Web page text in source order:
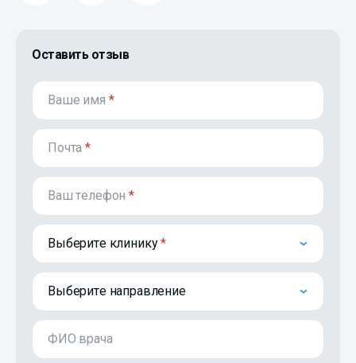
Оставить отзыв
Ваше имя *
Почта*
Ваш телефон*
Выберите клинику
Выберите направление
ФИО врача